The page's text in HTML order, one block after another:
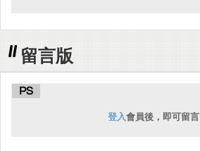
留言版
PS
登入會員後，即可留言